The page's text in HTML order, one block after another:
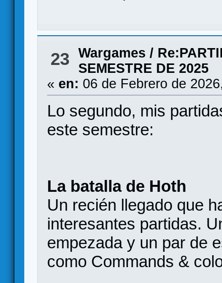
23 Wargames /
SEMESTRE DE 2025
« en: 06 de Febrero de
Lo segundo, mis
este semestre:
La batalla de Hoth
Un recién llegado que
interesantes partidas.
empezada y un par de
como Commands &